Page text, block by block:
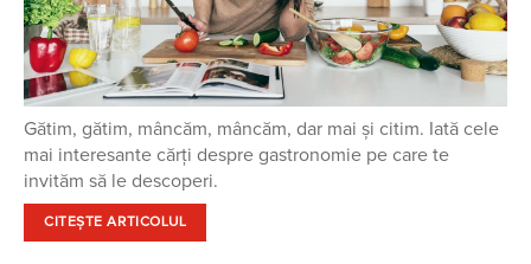
Gătim, gătim, mâncăm, mâncăm, dar mai și citim. Iată cele
mai interesante cărți despre gastronomie pe care te
invităm să le descoperi.
CITEȘTE ARTICOLUL